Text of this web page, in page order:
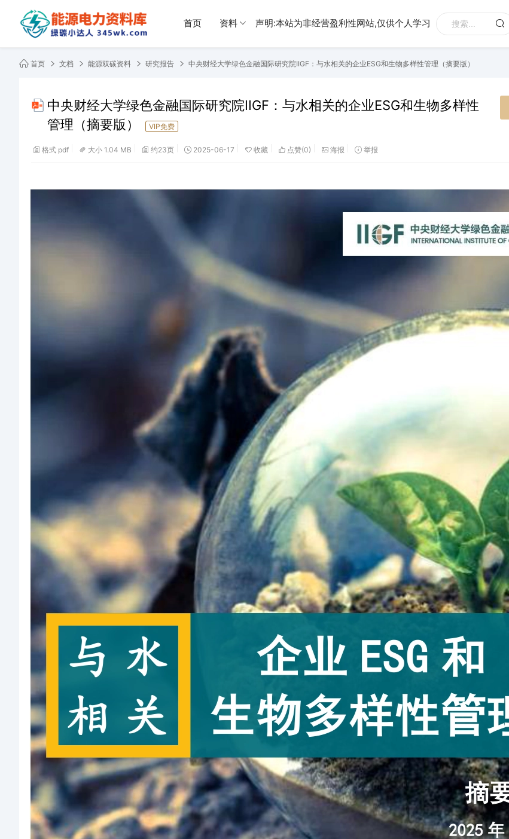
首页 资料 声明:本站为非经营盈利性网站,仅供个人学习
首页 文档 能源双碳资料 研究报告 中央财经大学绿色金融国际研究院IIGF：与水相关的企业ESG和生物多样性管理（摘要版）
中央财经大学绿色金融国际研究院IIGF：与水相关的企业ESG和生物多样性
管理（摘要版）
VIP免费
格式 pdf 大小 1.04 MB 约23页 2025-06-17 收藏 点赞(0) 海报 举报